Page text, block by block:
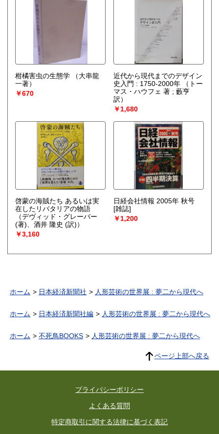
柑橘害虫の生態学
（大串龍
一著）
￥670
近代から現代までのデザイン
史入門 : 1750-2000年
（トー
マス・ハウフェ 著 ; 藪亨
訳）
￥1,680
啓蒙の海賊たち あるいは実
在したリバタリアの物語
（デヴィッド・グレーバー
(著)、酒井 隆史 (訳)）
￥3,160
日経会社情報 2005年 秋号
[雑誌]
￥1,200
ホーム 日本経済新聞社 人形芸術の世界展 : 夢二から現代へ
ホーム 日本経済新聞社編 人形芸術の世界展 : 夢二から現代へ
ホーム 不死鳥BOOKS 人形芸術の世界展 : 夢二から現代へ
ページ上部へ戻る
プライバシーポリシー
よくある質問
特定商取引に関する法律に基づく表記